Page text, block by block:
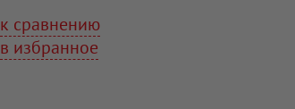
к сравнению
в избранное